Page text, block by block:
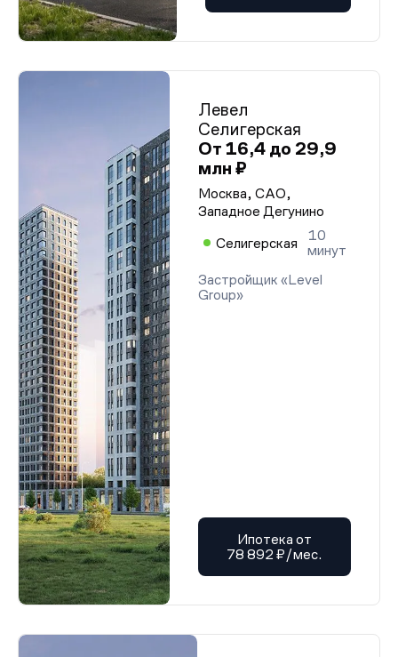
Проектная декларация от 12.01.2026 г.
Проектная декларация от 12.01.2026 г.
Проектная декларация от 12.01.2026 г.
Проектная декларация от 03.02.2026 г.
Проектная декларация от 03.02.2026 г.
Проектная декларация от 03.02.2026 г.
Проектная декларация от 03.02.2026 г.
Проектная декларация от 03.02.2026 г.
Проектная декларация от 03.02.2026 г.
Проектная декларация от 03.02.2026 г.
Проектная декларация от 03.02.2026 г.
Проектная декларация от 03.02.2026 г.
Проектная декларация от 03.02.2026 г.
Проектная декларация от 12.01.2026 г.
Проектная декларация от 12.01.2026 г.
Проектная декларация от 12.01.2026 г.
Проектная декларация от 12.01.2026 г.
Проектная декларация от 12.01.2026 г.
Проектная декларация от 12.01.2026 г.
Проектная декларация от 12.01.2026 г.
Проектная декларация от 12.01.2026 г.
Проектная декларация от 12.01.2026 г.
Проектная декларация от 12.01.2026 г.
Проектная декларация от 12.01.2026 г.
Проектная декларация от 12.01.2026 г.
Проектная декларация от 12.01.2026 г.
Проектная декларация от 12.01.2026 г.
Проектная декларация от 12.01.2026 г.
Проектная декларация от 12.01.2026 г.
Проектная декларация от 12.01.2026 г.
Проектная декларация от 12.01.2026 г.
Проектная декларация от 12.01.2026 г.
Проектная декларация от 12.01.2026 г.
Проектная декларация от 12.01.2026 г.
Проектная декларация от 12.01.2026 г.
Проектная декларация от 12.01.2026 г.
Проектная декларация от 12.01.2026 г.
Проектная декларация от 12.01.2026 г.
Проектная декларация от 12.01.2026 г.
Левел
Селигерская
От 16,4 до 29,9
млн ₽
Москва, САО,
Западное Дегунино
Селигерская
10
минут
Застройщик «Level
Group»
Ипотека от
78 892 ₽/мес.